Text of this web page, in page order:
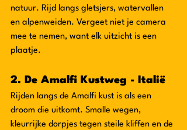
natuur. Rijd langs gletsjers, watervallen
en alpenweiden. Vergeet niet je camera
mee te nemen, want elk uitzicht is een
plaatje.
2. De Amalfi Kustweg - Italië
Rijden langs de Amalfi kust is als een
droom die uitkomt. Smalle wegen,
kleurrijke dorpjes tegen steile kliffen en de